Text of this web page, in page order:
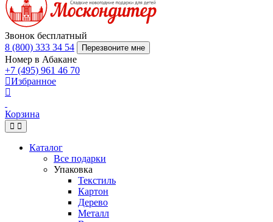
Звонок бесплатный
8 (800) 333 34 54
Перезвоните мне
Номер в Абакане
+7 (495) 961 46 70
Избранное
Корзина
Каталог
Все подарки
Упаковка
Текстиль
Картон
Дерево
Металл